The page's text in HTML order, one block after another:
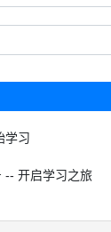
学习
-- 开启学习之旅